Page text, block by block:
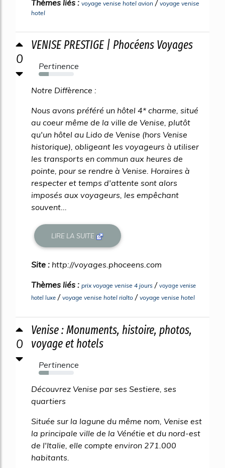
Thèmes liés : voyage venise hotel avion / voyage venise
hotel
0
VENISE PRESTIGE | Phocéens Voyages
Pertinence
29%
Notre Diffèrence :
Nous avons préféré un hôtel 4* charme, situé
au coeur même de la ville de Venise, plutôt
qu'un hôtel au Lido de Venise (hors Venise
historique), obligeant les voyageurs à utiliser
les transports en commun aux heures de
pointe, pour se rendre à Venise. Horaires à
respecter et temps d'attente sont alors
imposés aux voyageurs, les empêchant
souvent...
LIRE LA SUITE
Site : http://voyages.phoceens.com
Thèmes liés : prix voyage venise 4 jours / voyage venise
hotel luxe / voyage venise hotel rialto / voyage venise hotel
0
Venise : Monuments, histoire, photos,
voyage et hotels
Pertinence
28%
Découvrez Venise par ses Sestiere, ses
quartiers
Située sur la lagune du même nom, Venise est
la principale ville de la Vénétie et du nord-est
de l'Italie, elle compte environ 271.000
habitants.